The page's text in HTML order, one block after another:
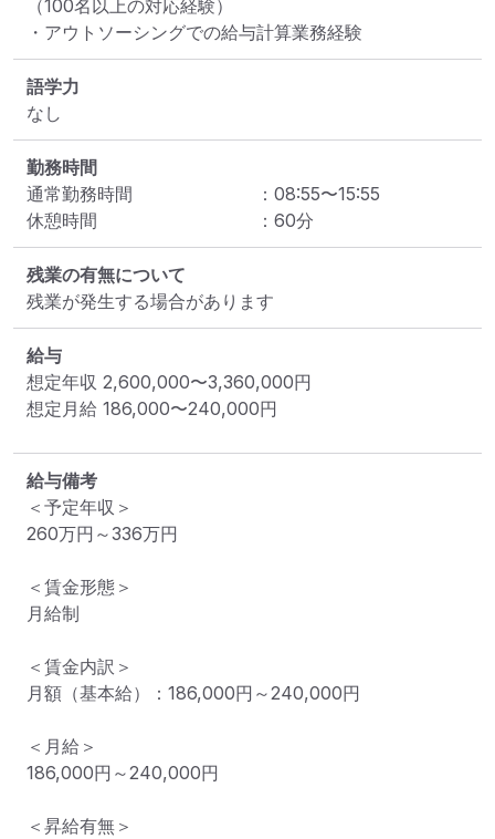
（100名以上の対応経験）
・アウトソーシングでの給与計算業務経験
語学力
なし
勤務時間
通常勤務時間
： 08:55〜15:55
休憩時間
： 60分
残業の有無について
残業が発生する場合があります
給与
想定年収 2,600,000〜3,360,000円
想定月給 186,000〜240,000円
給与備考
＜予定年収＞
260万円～336万円
＜賃金形態＞
月給制
＜賃金内訳＞
月額（基本給）：186,000円～240,000円
＜月給＞
186,000円～240,000円
＜昇給有無＞